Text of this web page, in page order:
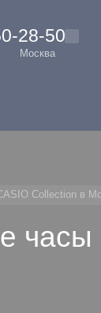
28-50
Москва
Collection в
часы